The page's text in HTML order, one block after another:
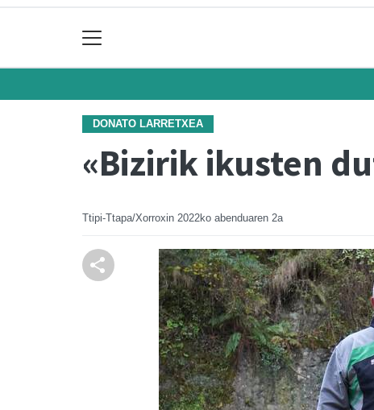
DONATO LARRETXEA
«Bizirik ikusten
Ttipi-Ttapa/Xorroxin 2022ko abenduaren 2a